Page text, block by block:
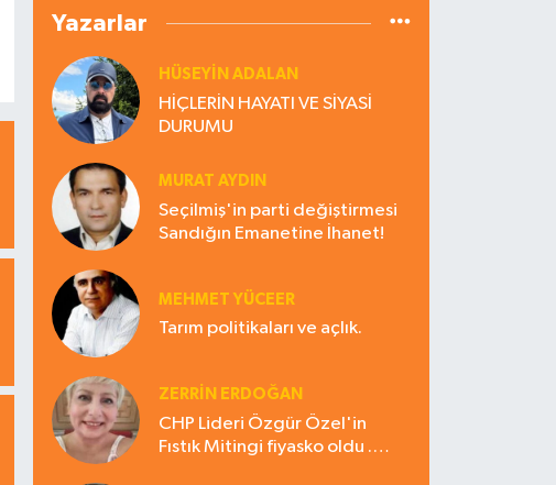
Yazarlar
HÜSEYIN ADALAN
HİÇLERİN HAYATI VE SİYASİ
DURUMU
MURAT AYDIN
Seçilmiş'in parti değiştirmesi
Sandığın Emanetine İhanet!
MEHMET YÜCEER
Tarım politikaları ve açlık.
ZERRIN ERDOĞAN
CHP Lideri Özgür Özel'in
Fıstık Mitingi fiyasko oldu .